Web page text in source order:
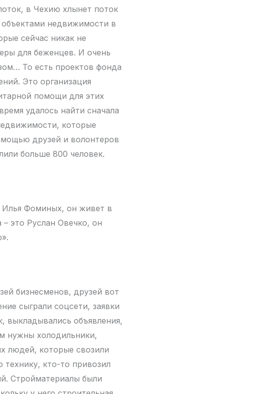
в Чехию хлынет поток
недвижимости в
сейчас никак не
для беженцев. И очень
То есть проектов фонда
Это организация
помощи для этих
удалось найти сначала
которые
друзей и волонтеров
больше 800 человек.
Илья Фоминых, он живет в
это Руслан Овечко, он
бизнесменов, друзей вот
сыграли соцсети, заявки
выкладывались объявления,
нужны холодильники,
людей, которые свозили
кто-то привозил
Стройматериалы были